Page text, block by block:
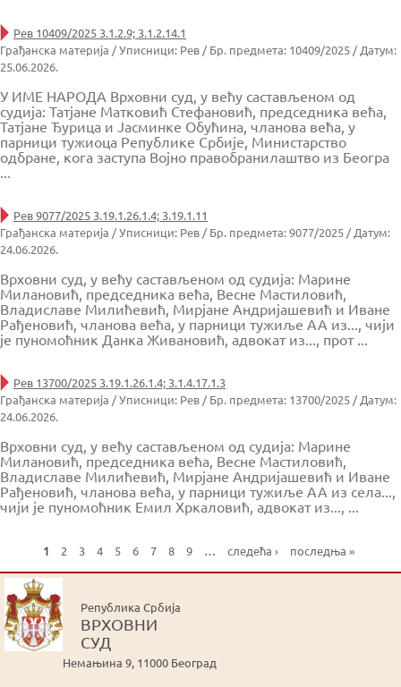
Рев 10409/2025 3.1.2.9; 3.1.2.14.1
Грађанска материја / Уписници: Рев / Бр. предмета: 10409/2025 / Датум:
25.06.2026.
У ИМЕ НАРОДА Врховни суд, у већу састављеном од
судија: Татјане Матковић Стефановић, председника већа,
Taтјане Ђурица и Јасминке Обућина, чланова већа, у
парници тужиоца Републике Србије, Министарство
одбране, кога заступа Војно правобранилаштво из Београ
...
Рев 9077/2025 3.19.1.26.1.4; 3.19.1.11
Грађанска материја / Уписници: Рев / Бр. предмета: 9077/2025 / Датум:
24.06.2026.
Врховни суд, у већу састављеном од судија: Марине
Милановић, председника већа, Весне Мастиловић,
Владиславе Милићевић, Mирјане Андријашевић и Иване
Рађеновић, чланова већа, у парници тужиље АА из..., чији
је пуномоћник Данка Живановић, адвокат из..., прот ...
Рев 13700/2025 3.19.1.26.1.4; 3.1.4.17.1.3
Грађанска материја / Уписници: Рев / Бр. предмета: 13700/2025 / Датум:
24.06.2026.
Врховни суд, у већу састављеном од судија: Марине
Милановић, председника већа, Весне Мастиловић,
Владиславе Милићевић, Mирјане Андријашевић и Иване
Рађеновић, чланова већа, у парници тужиље AA из села...,
чији је пуномоћник Емил Хркаловић, адвокат из..., ...
a
g
e
1 2 3 4 5 6 7 8 9 … следећа › последња »
Република Србија
ВРХОВНИ
СУД
Немањина 9, 11000 Београд